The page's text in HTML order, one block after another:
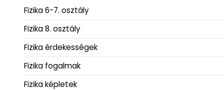
Fizika 6-7. osztály
Fizika 8. osztály
Fizika érdekességek
Fizika fogalmak
Fizika képletek